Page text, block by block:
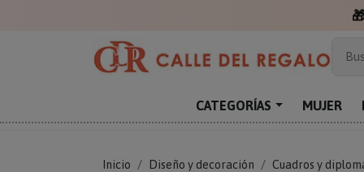
CATEGORÍAS MUJER
Inicio Diseño y decoración Cuadros y